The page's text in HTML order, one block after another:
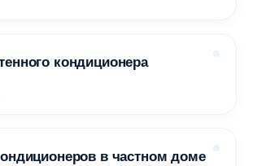
кондиционера
в частном доме